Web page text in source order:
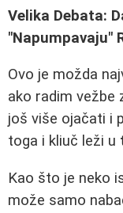
Velika Debata:
"Napumpavaju"
Ovo je možda
ako radim vežbe
još više ojačati i
toga i kliuč leži u
Kao što je neko
može samo